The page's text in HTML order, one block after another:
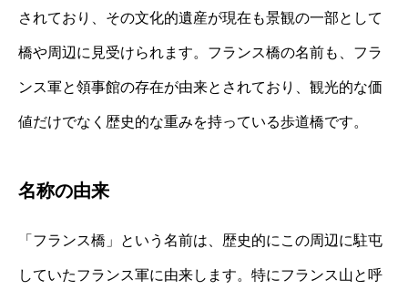
されており、その文化的遺産が現在も景観の一部として
橋や周辺に見受けられます。フランス橋の名前も、フラ
ンス軍と領事館の存在が由来とされており、観光的な価
値だけでなく歴史的な重みを持っている歩道橋です。
名称の由来
「フランス橋」という名前は、歴史的にこの周辺に駐屯
していたフランス軍に由来します。特にフランス山と呼